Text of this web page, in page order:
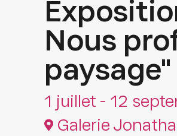
Nous
paysage"
1 juillet - 12
Galerie